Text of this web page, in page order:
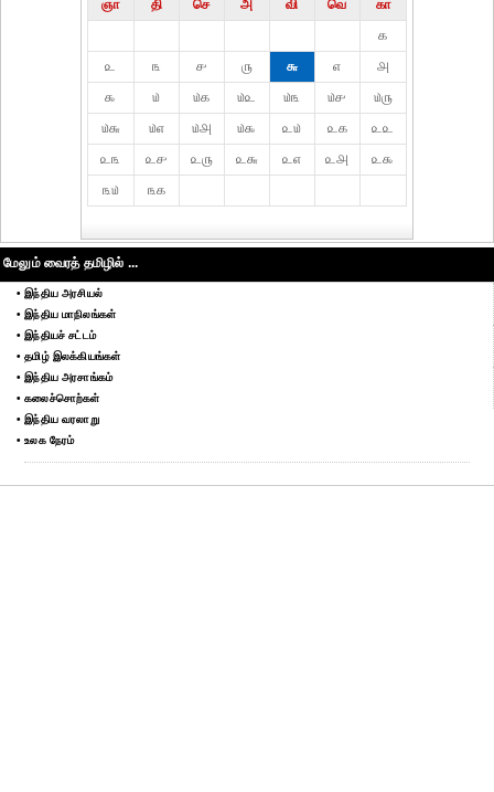
ஞா தி் செ அ வி வெ
கா
௧
௨
௩ ௪ ௫ ௬ ௭
௮
௯
௰ ௰௧ ௰௨ ௰௩ ௰௪
௰௫
௰௬
௰௭ ௰௮ ௰௯ ௨௰ ௨௧
௨௨
௨௩
௨௪ ௨௫ ௨௬ ௨௭ ௨௮
௨௯
௩௰
௩௧
மேலும் வைரத் தமிழில் ...
• இந்திய அரசியல்
• இந்திய மாநிலங்கள்
• இந்தியச் சட்டம்
• தமிழ் இலக்கியங்கள்
• இந்திய அரசாங்கம்
• கலைச்சொற்கள்
• இந்திய வரலாறு
• உலக நேரம்